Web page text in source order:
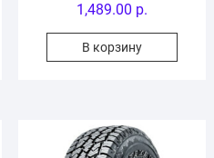
1,489.00 р.
В корзину